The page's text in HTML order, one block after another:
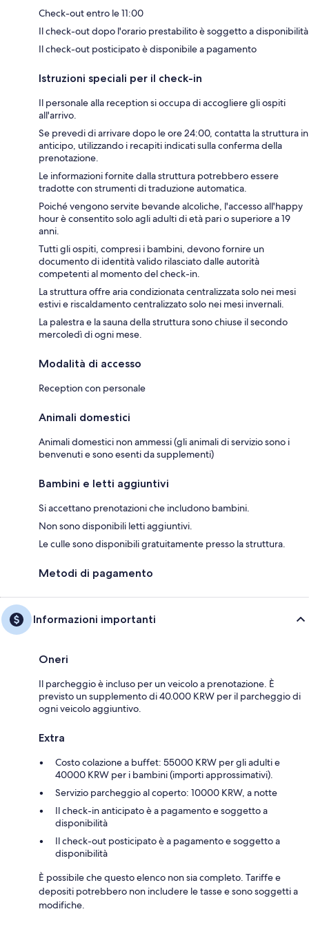
Check-out entro le 11:00
Il check-out dopo l'orario prestabilito è soggetto a disponibilità
Il check-out posticipato è disponibile a pagamento
Istruzioni speciali per il check-in
Il personale alla reception si occupa di accogliere gli ospiti
all'arrivo.
Se prevedi di arrivare dopo le ore 24:00, contatta la struttura in
anticipo, utilizzando i recapiti indicati sulla conferma della
prenotazione.
Le informazioni fornite dalla struttura potrebbero essere
tradotte con strumenti di traduzione automatica.
Poiché vengono servite bevande alcoliche, l'accesso all'happy
hour è consentito solo agli adulti di età pari o superiore a 19
anni.
Tutti gli ospiti, compresi i bambini, devono fornire un
documento di identità valido rilasciato dalle autorità
competenti al momento del check-in.
La struttura offre aria condizionata centralizzata solo nei mesi
estivi e riscaldamento centralizzato solo nei mesi invernali.
La palestra e la sauna della struttura sono chiuse il secondo
mercoledì di ogni mese.
Modalità di accesso
Reception con personale
Animali domestici
Animali domestici non ammessi (gli animali di servizio sono i
benvenuti e sono esenti da supplementi)
Bambini e letti aggiuntivi
Si accettano prenotazioni che includono bambini.
Non sono disponibili letti aggiuntivi.
Le culle sono disponibili gratuitamente presso la struttura.
Metodi di pagamento
Informazioni importanti
Oneri
Il parcheggio è incluso per un veicolo a prenotazione. È
previsto un supplemento di 40.000 KRW per il parcheggio di
ogni veicolo aggiuntivo.
Extra
Costo colazione a buffet: 55000 KRW per gli adulti e
40000 KRW per i bambini (importi approssimativi).
Servizio parcheggio al coperto: 10000 KRW, a notte
Il check-in anticipato è a pagamento e soggetto a
disponibilità
Il check-out posticipato è a pagamento e soggetto a
disponibilità
È possibile che questo elenco non sia completo. Tariffe e
depositi potrebbero non includere le tasse e sono soggetti a
modifiche.